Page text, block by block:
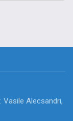
Vasile Alecsandri,